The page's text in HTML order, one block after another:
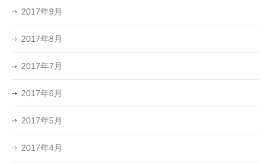
2017年9月
2017年8月
2017年7月
2017年6月
2017年5月
2017年4月